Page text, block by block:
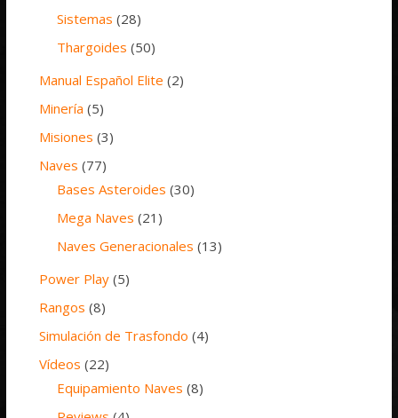
Sistemas (28)
Thargoides (50)
Manual Español Elite (2)
Minería (5)
Misiones (3)
Naves (77)
Bases Asteroides (30)
Mega Naves (21)
Naves Generacionales (13)
Power Play (5)
Rangos (8)
Simulación de Trasfondo (4)
Vídeos (22)
Equipamiento Naves (8)